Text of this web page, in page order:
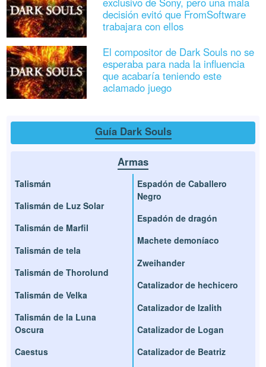
decisión evitó que FromSoftware
trabajara con ellos
El compositor de Dark Souls no se
esperaba para nada la influencia
que acabaría teniendo este
aclamado juego
Guía Dark Souls
Armas
Talismán
Talismán de Luz Solar
Talismán de Marfil
Talismán de tela
Talismán de Thorolund
Talismán de Velka
Talismán de la Luna
Oscura
Caestus
Espadón de Caballero
Negro
Espadón de dragón
Machete demoníaco
Zweihander
Catalizador de hechicero
Catalizador de Izalith
Catalizador de Logan
Catalizador de Beatriz